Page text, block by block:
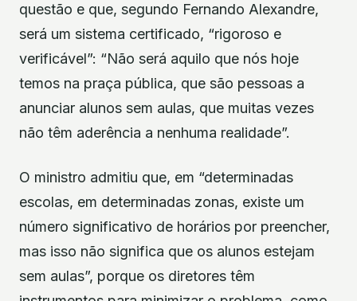
questão e que, segundo Fernando Alexandre,
será um sistema certificado, “rigoroso e
verificável”: “Não será aquilo que nós hoje
temos na praça pública, que são pessoas a
anunciar alunos sem aulas, que muitas vezes
não têm aderência a nenhuma realidade”.
O ministro admitiu que, em “determinadas
escolas, em determinadas zonas, existe um
número significativo de horários por preencher,
mas isso não significa que os alunos estejam
sem aulas”, porque os diretores têm